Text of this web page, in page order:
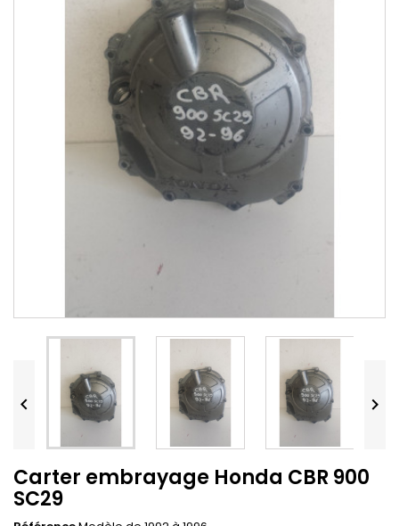
 
Carter embrayage Honda CBR 900
SC29